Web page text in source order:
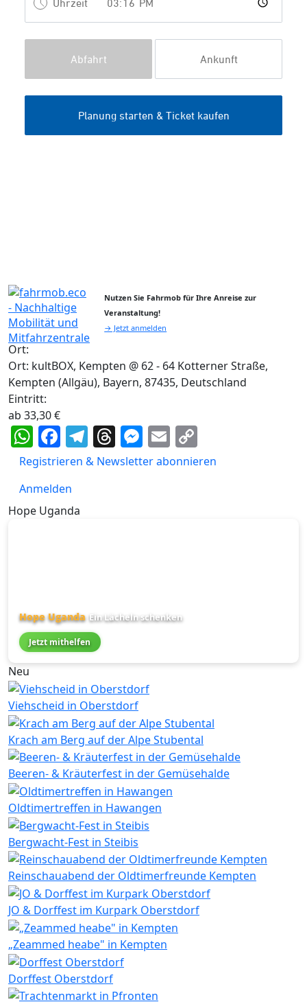
Nutzen Sie Fahrmob für Ihre Anreise zur
Veranstaltung!
→ Jetzt anmelden
Ort:
Ort: kultBOX, Kempten @ 62 - 64 Kotterner Straße,
Kempten (Allgäu), Bayern, 87435, Deutschland
Eintritt:
ab 33,30 €
WhatsApp
Facebook
Telegram
Threads
Messenger
Email
Link
Registrieren & Newsletter abonnieren
Anmelden
Hope Uganda
Hope Uganda Ein Lächeln schenken
Jetzt mithelfen
Neu
Viehscheid in Oberstdorf
Krach am Berg auf der Alpe Stubental
Beeren- & Kräuterfest in der Gemüsehalde
Oldtimertreffen in Hawangen
Bergwacht-Fest in Steibis
Reinschauabend der Oldtimerfreunde Kempten
JO & Dorffest im Kurpark Oberstdorf
„Zeammed heabe" in Kempten
Dorffest Oberstdorf